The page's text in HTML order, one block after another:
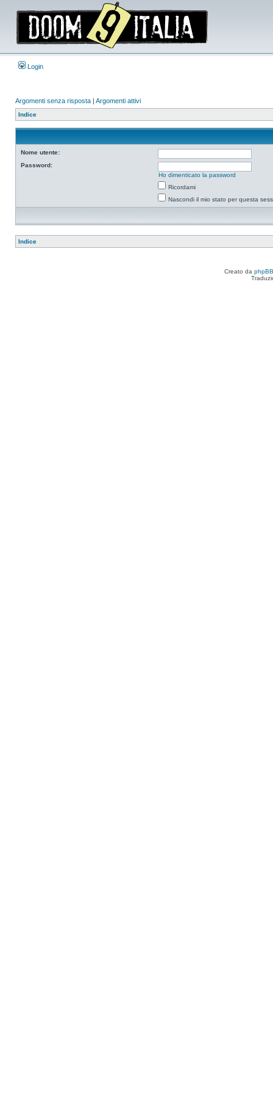
Login
Argomenti senza risposta | Argomenti attivi
Indice
Nome utente:
Password:
Ho dimenticato la password
Ricordami
Nascondi il mio stato per questa
Indice
Creato da phpBB